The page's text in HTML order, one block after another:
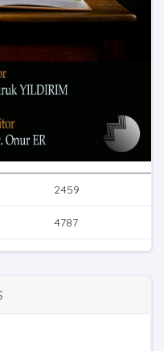
2459
4787